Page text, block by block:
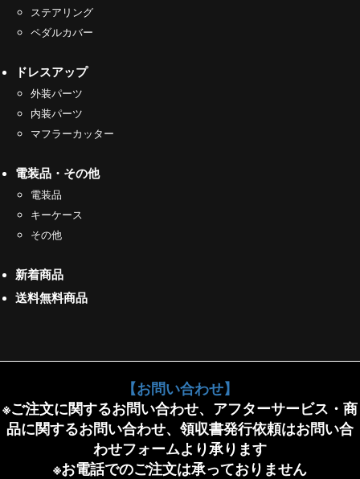
ステアリング
ペダルカバー
ドレスアップ
外装パーツ
内装パーツ
マフラーカッター
電装品・その他
電装品
キーケース
その他
新着商品
送料無料商品
【お問い合わせ】
※ご注文に関するお問い合わせ、アフターサービス・商
品に関するお問い合わせ、領収書発行依頼はお問い合
わせフォームより承ります
※お電話でのご注文は承っておりません